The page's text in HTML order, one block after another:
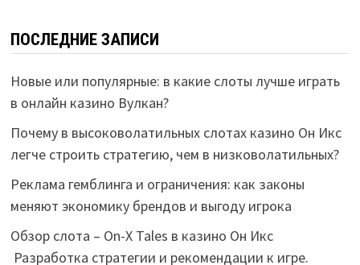
ПОСЛЕДНИЕ ЗАПИСИ
Новые или популярные: в какие слоты лучше играть
в онлайн казино Вулкан?
Почему в высоковолатильных слотах казино Он Икс
легче строить стратегию, чем в низковолатильных?
Реклама гемблинга и ограничения: как законы
меняют экономику брендов и выгоду игрока
Обзор слота – On-X Tales в казино Он Икс
Разработка стратегии и рекомендации к игре.